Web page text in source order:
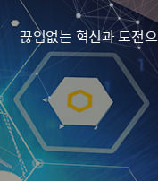
세상을 더 밝게 비추
끊임없는 혁신과 도전
최고의 기술과 최상의